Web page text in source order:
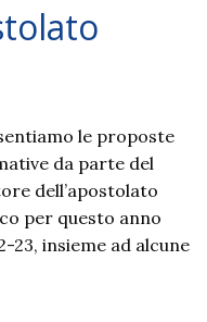
le proposte
da parte del
dell’apostolato
per questo anno
23, insieme ad alcune